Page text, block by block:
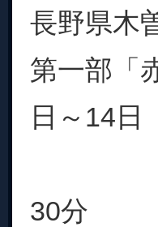
長野県木
第一部「
日～14日
トー
30分